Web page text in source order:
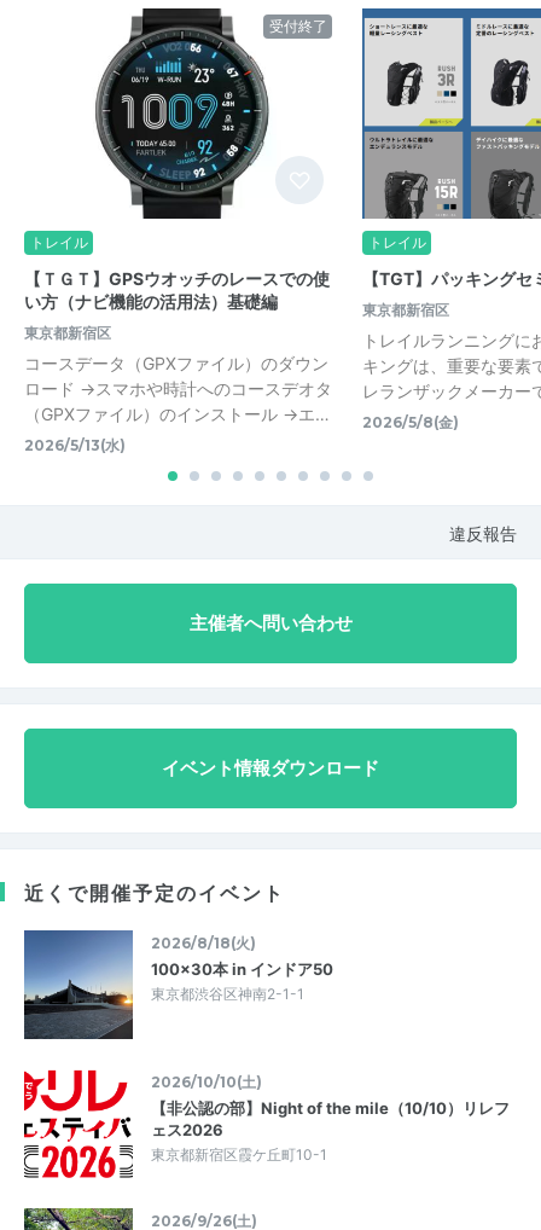
受付終了
トレイル
【ＴＧＴ】GPSウオッチのレースでの使
い方（ナビ機能の活用法）基礎編
東京都新宿区
コースデータ（GPXファイル）のダウン
ロード →スマホや時計へのコースデオタ
（GPXファイル）のインストール →エ…
2026/5/13(水)
トレイル
【TGT】パッキングセ
東京都新宿区
トレイルランニングに
キングは、重要な要素
レランザックメーカ
2026/5/8(金)
違反報告
主催者へ問い合わせ
イベント情報ダウンロード
近くで開催予定のイベント
2026/8/18(火)
100×30本 in インドア50
東京都渋谷区神南2-1-1
2026/10/10(土)
【非公認の部】Night of the mile（10/10）リレフ
ェス2026
東京都新宿区霞ケ丘町10-1
2026/9/26(土)